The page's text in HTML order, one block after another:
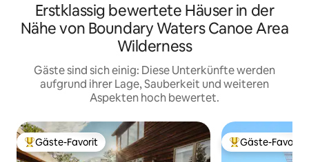
Erstklassig bewertete Häuser in der
Nähe von Boundary Waters Canoe Area
Wilderness
Gäste sind sich einig: Diese Unterkünfte werden
aufgrund ihrer Lage, Sauberkeit und weiteren
Aspekten hoch bewertet.
Beliebter Gäste-Favorit.
Gäste-Favorit Beliebter Gäste-
Gäste-Favorit